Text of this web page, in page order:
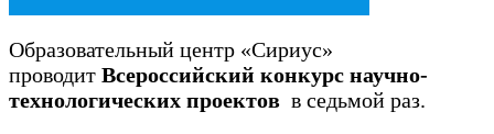
Образовательный центр «Сириус»
проводит Всероссийский конкурс научно-
технологических проектов в седьмой раз.